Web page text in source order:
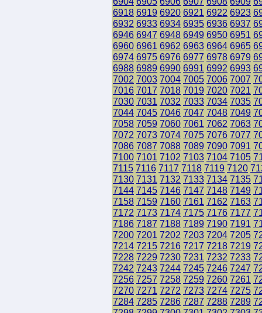
6918 6919 6920 6921 6922 6923
6932 6933 6934 6935 6936 6937
6946 6947 6948 6949 6950 6951
6960 6961 6962 6963 6964 6965
6974 6975 6976 6977 6978 6979
6988 6989 6990 6991 6992 6993
7002 7003 7004 7005 7006 7007
7016 7017 7018 7019 7020 7021
7030 7031 7032 7033 7034 7035
7044 7045 7046 7047 7048 7049
7058 7059 7060 7061 7062 7063
7072 7073 7074 7075 7076 7077
7086 7087 7088 7089 7090 7091
7100 7101 7102 7103 7104 7105
7115 7116 7117 7118 7119 7120
7130 7131 7132 7133 7134 7135
7144 7145 7146 7147 7148 7149
7158 7159 7160 7161 7162 7163
7172 7173 7174 7175 7176 7177
7186 7187 7188 7189 7190 7191
7200 7201 7202 7203 7204 7205
7214 7215 7216 7217 7218 7219
7228 7229 7230 7231 7232 7233
7242 7243 7244 7245 7246 7247
7256 7257 7258 7259 7260 7261
7270 7271 7272 7273 7274 7275
7284 7285 7286 7287 7288 7289